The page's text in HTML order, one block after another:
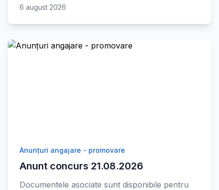
6 august 2026
Anunțuri angajare - promovare
Anunt concurs 21.08.2026
Documentele asociate sunt disponibile pentru